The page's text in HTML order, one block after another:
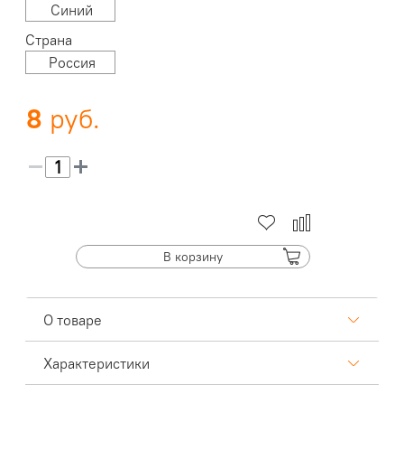
Синий
Страна
Россия
8
В корзину
О товаре
Характеристики